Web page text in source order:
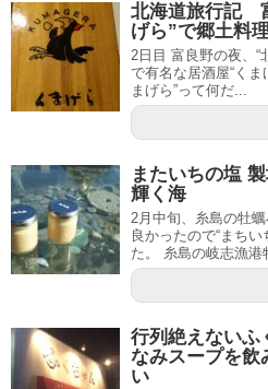
北海道旅行記
げら”で郷土料
2日目 富良野の夜、“
で有名な居酒屋“くま
まげら”って何だ...
またいちの塩
輝く海
2月中旬、糸島の牡
良かったので“まち
た。 糸島の岐志漁港
行列絶えない
なみスープを飲
い